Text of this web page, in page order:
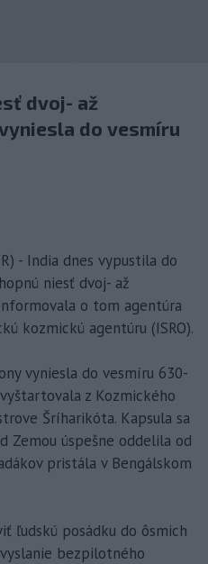
dvoj- až
do vesmíru
- India dnes vypustila do
niesť dvoj- až
o tom agentúra
kozmickú agentúru (ISRO).
vyniesla do vesmíru 630-
z Kozmického
Šríharikóta. Kapsula sa
Zemou úspešne oddelila od
pristála v Bengálskom
ľudskú posádku do ôsmich
bezpilotného